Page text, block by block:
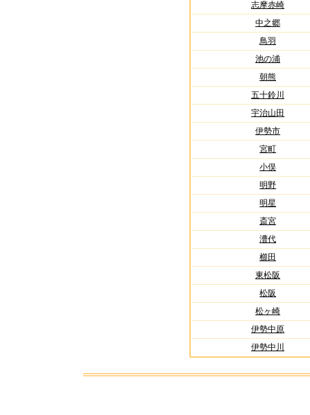
志摩赤崎
中之郷
鳥羽
池の浦
朝熊
五十鈴川
宇治山田
伊勢市
宮町
小俣
明野
明星
斎宮
漕代
櫛田
東松阪
松阪
松ヶ崎
伊勢中原
伊勢中川